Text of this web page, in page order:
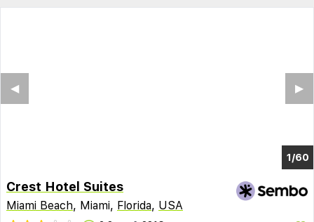
1/56
▶︎
◀︎
Crest Hotel Suites
Miami Beach, Miami, Florida, USA